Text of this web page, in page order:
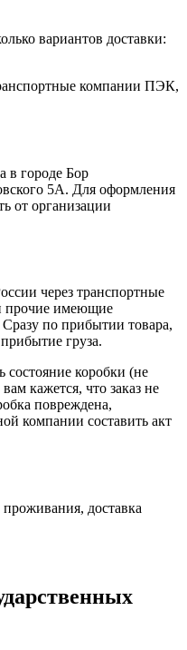
вариантов доставки:
компании ПЭК,
в городе Бор
5А. Для оформления
от организации
через транспортные
прочие имеющие
по прибытии товара,
груза.
коробки (не
кажется, что заказ не
повреждена,
компании составить акт
доставка